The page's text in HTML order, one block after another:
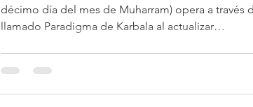
décimo día del mes de Muharram) opera a través
llamado Paradigma de Karbala al actualizar
muerte en detrimento de la sumisión a un tirano